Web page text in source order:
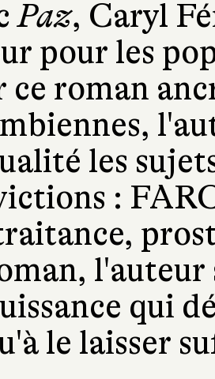
Paz, Caryl
pour les
ce roman
les
:
l'auteur
qui
le laisser